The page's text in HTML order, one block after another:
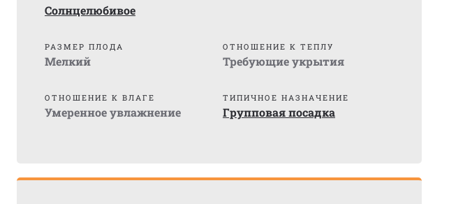
Солнцелюбивое
РАЗМЕР ПЛОДА
Мелкий
ОТНОШЕНИЕ К ТЕПЛУ
Требующие укрытия
ОТНОШЕНИЕ К ВЛАГЕ
Умеренное увлажнение
ТИПИЧНОЕ НАЗНАЧЕНИЕ
Групповая посадка